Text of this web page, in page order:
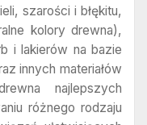
szarości i błękitu,
kolory drewna),
i lakierów na bazie
innych materiałów
najlepszych
różnego rodzaju